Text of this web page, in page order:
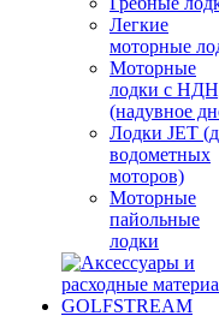
Легкие
моторные
Моторные
лодки с
(надувное
Лодки JET
водометных
моторов)
Моторные
пайольные
лодки